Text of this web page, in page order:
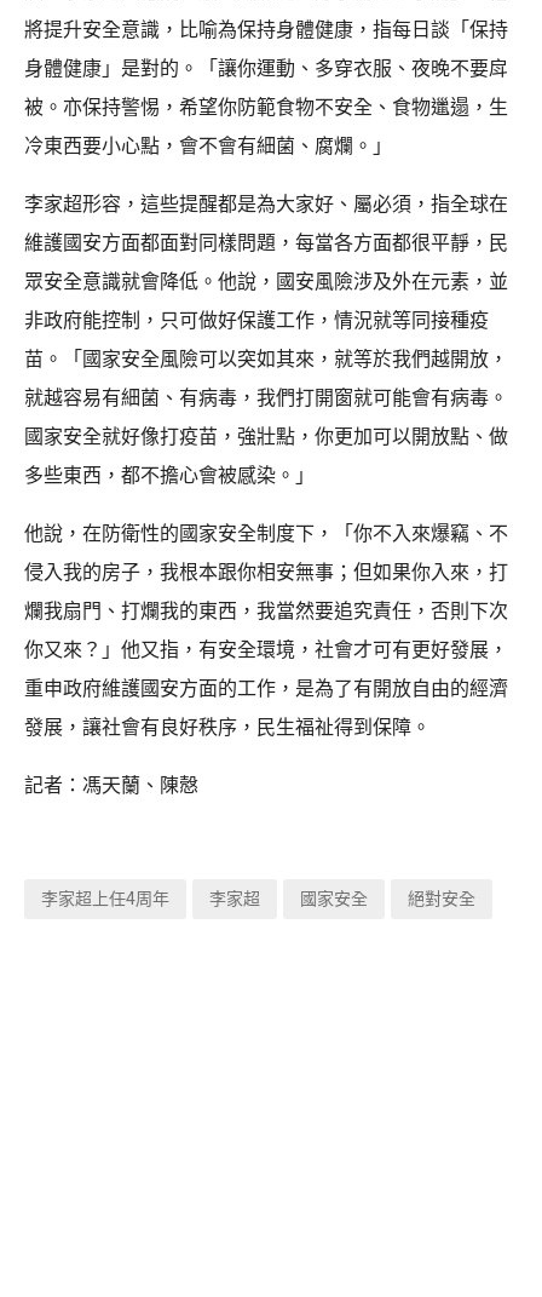
將提升安全意識，比喻為保持身體健康，指每日談「保持
身體健康」是對的。「讓你運動、多穿衣服、夜晚不要戽
被。亦保持警惕，希望你防範食物不安全、食物邋遢，生
冷東西要小心點，會不會有細菌、腐爛。」
李家超形容，這些提醒都是為大家好、屬必須，指全球在
維護國安方面都面對同樣問題，每當各方面都很平靜，民
眾安全意識就會降低。他說，國安風險涉及外在元素，並
非政府能控制，只可做好保護工作，情況就等同接種疫
苗。「國家安全風險可以突如其來，就等於我們越開放，
就越容易有細菌、有病毒，我們打開窗就可能會有病毒。
國家安全就好像打疫苗，強壯點，你更加可以開放點、做
多些東西，都不擔心會被感染。」
他說，在防衛性的國家安全制度下，「你不入來爆竊、不
侵入我的房子，我根本跟你相安無事；但如果你入來，打
爛我扇門、打爛我的東西，我當然要追究責任，否則下次
你又來？」他又指，有安全環境，社會才可有更好發展，
重申政府維護國安方面的工作，是為了有開放自由的經濟
發展，讓社會有良好秩序，民生福祉得到保障。
記者：馮天蘭、陳慤
李家超上任4周年 李家超 國家安全 絕對安全